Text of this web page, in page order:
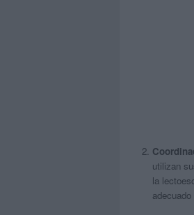
utilizan
la